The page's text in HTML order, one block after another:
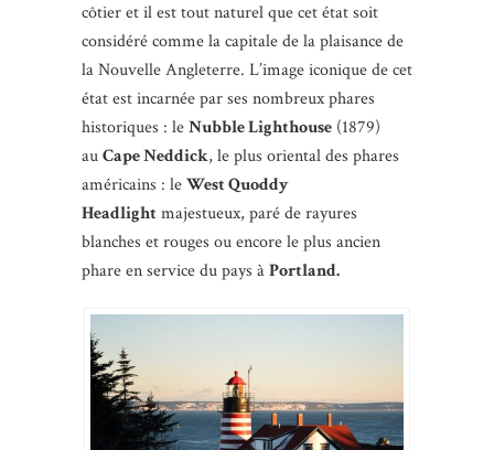
côtier et il est tout naturel que cet état soit
considéré comme la capitale de la plaisance de
la Nouvelle Angleterre. L’image iconique de cet
état est incarnée par ses nombreux phares
historiques : leNubble Lighthouse (1879)
auCape Neddick, le plus oriental des phares
américains : leWest Quoddy
Headlightmajestueux, paré de rayures
blanches et rouges ou encore le plus ancien
phare en service du pays àPortland.